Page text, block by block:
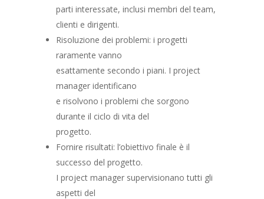
parti interessate, inclusi membri del team,
clienti e dirigenti.
Risoluzione dei problemi: i progetti
raramente vanno
esattamente secondo i piani. I project
manager identificano
e risolvono i problemi che sorgono
durante il ciclo di vita del
progetto.
Fornire risultati: l’obiettivo finale è il
successo del progetto.
I project manager supervisionano tutti gli
aspetti del